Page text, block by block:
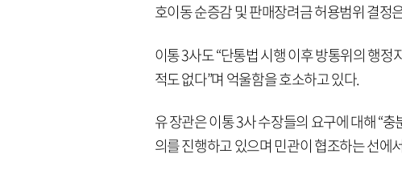
호이동 순증감 및 판매장려금 허용범위 결정
이통 3사도 “단통법 시행 이후 방통위의 행
적도 없다”며 억울함을 호소하고 있다.
유 장관은 이통 3사 수장들의 요구에 대해 “
의를 진행하고 있으며 민관이 협조하는 선에